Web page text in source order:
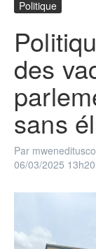
Politique
des
sans
Par
06/03/2025 13h20